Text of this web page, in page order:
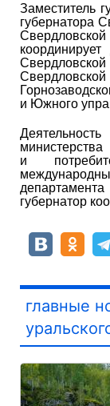
Заместитель
губернатора
координирует
и Южного
и
губернатор
главные